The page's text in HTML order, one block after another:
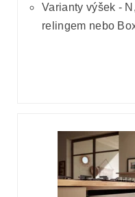
Varianty výšek -
relingem nebo